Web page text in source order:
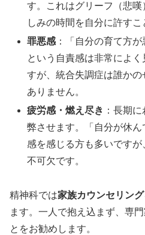
す。これはグリーフ（悲
しみの時間を自分に許すこ
罪悪感 ：「自分の育て方
という自責感は非常によ
すが、統合失調症は誰か
ありません。
疲労感・燃え尽き ：長期
弊させます。「自分が休
感を感じる方も多いです
不可欠です。
精神科では家族カウンセリング
ます。一人で抱え込まず、専
とをお勧めします。